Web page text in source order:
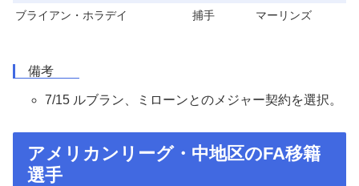
ブライアン・ホラデイ
捕手 マーリンズ
備考
7/15 ルブラン、ミローンとのメジャー契約を選択。
アメリカンリーグ・中地区のFA移籍
選手